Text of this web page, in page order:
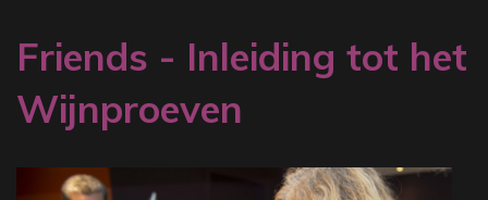
Friends - Inleiding tot het
Wijnproeven